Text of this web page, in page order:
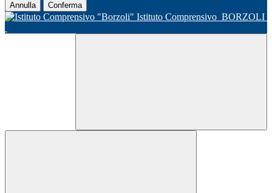
Annulla Conferma
Istituto Comprensivo BORZOLI